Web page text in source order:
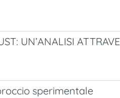
UN’ANALISI
sperimentale